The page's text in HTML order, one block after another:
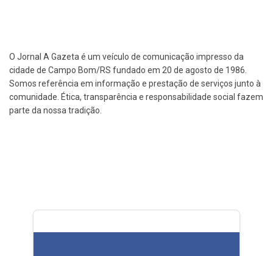
O Jornal A Gazeta é um veículo de comunicação impresso da
cidade de Campo Bom/RS fundado em 20 de agosto de 1986.
Somos referência em informação e prestação de serviços junto à
comunidade. Ética, transparência e responsabilidade social fazem
parte da nossa tradição.